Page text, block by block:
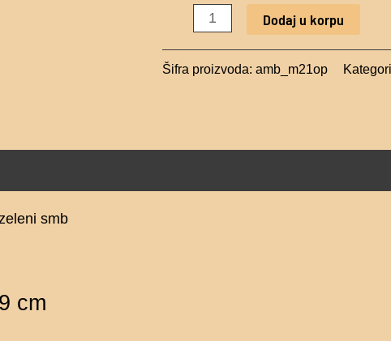
zeleni
količina
Dodaj u korpu
Šifra proizvoda:amb_m21op
smb
cm